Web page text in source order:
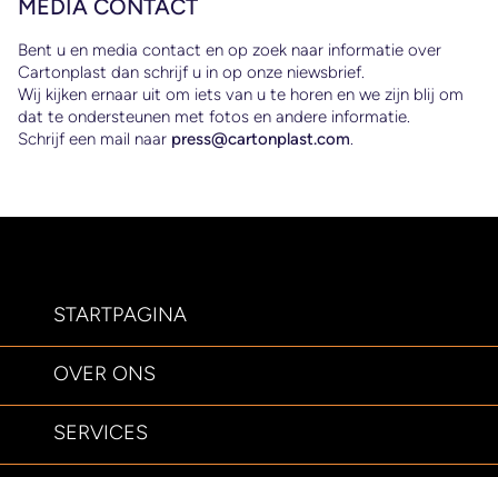
MEDIA CONTACT
Bent u en media contact en op zoek naar informatie over
Cartonplast dan schrijf u in op onze niewsbrief.
Wij kijken ernaar uit om iets van u te horen en we zijn blij om
dat te ondersteunen met fotos en andere informatie.
Schrijf een mail naar press@cartonplast.com
STARTPAGINA
OVER ONS
SERVICES